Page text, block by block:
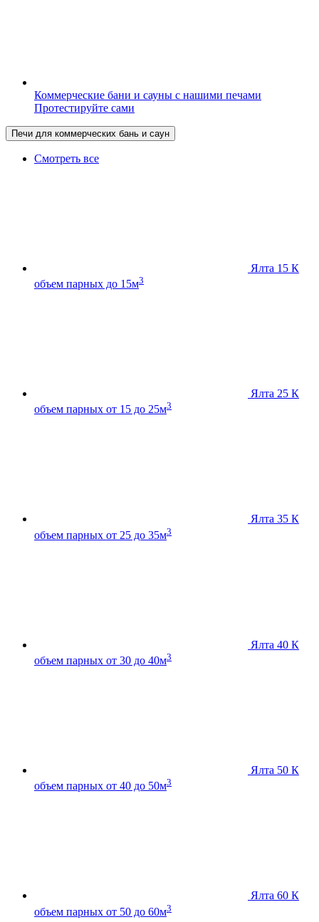
Коммерческие бани и сауны с нашими печами
Протестируйте сами
Печи для коммерческих бань и саун
Смотреть все
Ялта 15 К
объем парных до 15м3
Ялта 25 К
объем парных от 15 до 25м3
Ялта 35 К
объем парных от 25 до 35м3
Ялта 40 К
объем парных от 30 до 40м3
Ялта 50 К
объем парных от 40 до 50м3
Ялта 60 К
объем парных от 50 до 60м3